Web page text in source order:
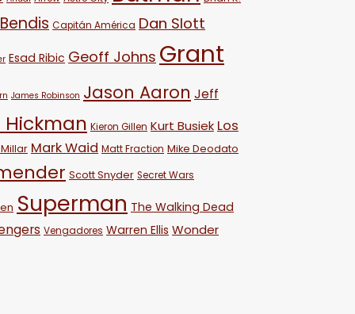
Capitán América Dan Slott
Esad Ribic Geoff Johns Grant
James Robinson Jason Aaron Jeff
Kieron Gillen Kurt Busiek Los
Mark Waid Matt Fraction Mike Deodato
Scott Snyder Secret Wars
Superman The Walking Dead
Vengadores Warren Ellis Wonder